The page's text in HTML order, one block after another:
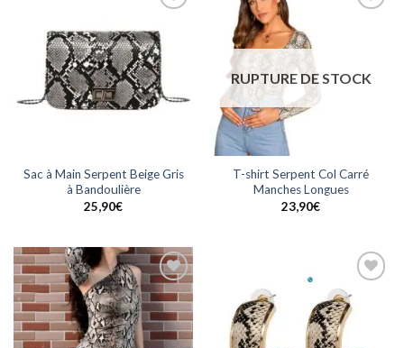
à la
wishlist
Sac à Main Serpent Beige Gris
à Bandoulière
25,90€
RUPTURE DE STOCK
T-shirt Serpent Col Carré
Manches Longues
23,90€
Ajouter
à la
wishlist
Ajouter
wishlist